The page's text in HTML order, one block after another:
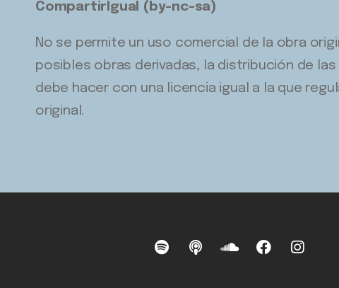
CompartirIgual (by-nc-sa)
No se permite un uso comercial de la obra
posibles obras derivadas, la distribución de
debe hacer con una licencia igual a la que
original.